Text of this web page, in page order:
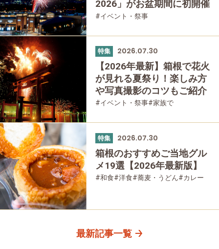
2026」がお盆期間に初開催
#イベント・祭事
特集 2026.07.30
【2026年最新】箱根で花火
が見れる夏祭り！楽しみ方
や写真撮影のコツもご紹介
#イベント・祭事#家族で
特集 2026.07.30
箱根のおすすめご当地グル
メ19選【2026年最新版】
#和食#洋食#蕎麦・うどん#カレー
最新記事一覧